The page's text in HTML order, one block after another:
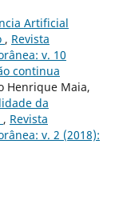
Artificial
, Revista
v. 10
continua
Henrique Maia,
da
, Revista
v. 2 (2018):